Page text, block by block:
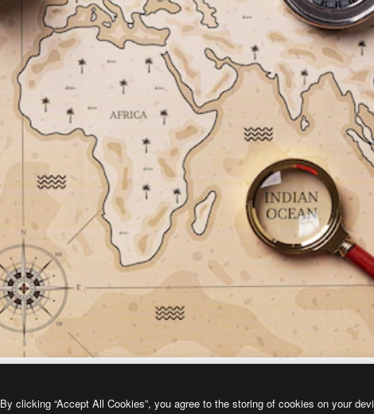
By clicking “Accept All Cookies”, you agree to the storing of cookies on your